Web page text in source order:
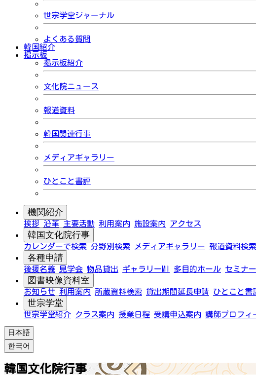
世宗学堂ジャーナル
よくある質問
韓国紹介
掲示板
掲示板紹介
文化院ニュース
報道資料
韓国関連行事
メディアギャラリー
ひとこと書評
機関紹介
挨拶 沿革 主要活動 利用案内 施設案内 アクセス
韓国文化院行事
カレンダーで検索 分野別検索 メディアギャラリー 報道資料検索
各種申請
後援名義 見学会 物品貸出 ギャラリーMI 多目的ホール セミナ
図書映像資料室
お知らせ 利用案内 所蔵資料検索 貸出期間延長申請 ひとこと書
世宗学堂
世宗学堂紹介 クラス案内 授業日程 受講申込案内 講師プロフィ
日本語
한국어
韓国文化院行事